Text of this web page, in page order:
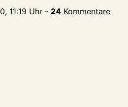
11:19 Uhr - 24 Kommentare